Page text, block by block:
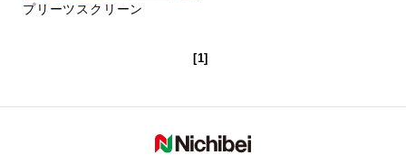
プリーツスクリーン
[1]